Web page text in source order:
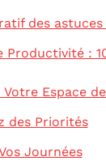
des
Productivité :
Votre Espace
des Priorités
Journées